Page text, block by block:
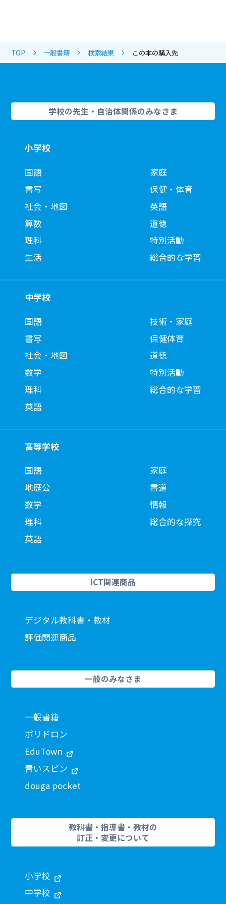
TOP 一般書籍 検索結果 この本の購入先
学校の先生・自治体関係のみなさま
小学校
国語
書写
社会・地図
算数
理科
生活
家庭
保健・体育
英語
道徳
特別活動
総合的な学習
中学校
国語
書写
社会・地図
数学
理科
英語
技術・家庭
保健体育
道徳
特別活動
総合的な学習
高等学校
国語
地歴公
数学
理科
英語
家庭
書道
情報
総合的な探究
ICT関連商品
デジタル教科書・教材
評価関連商品
一般のみなさま
一般書籍
ポリドロン
EduTown
青いスピン
douga pocket
教科書・指導書・教材の
訂正・変更について
小学校
中学校